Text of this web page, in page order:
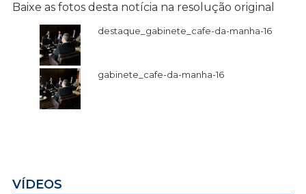
Baixe as fotos desta notícia na resolução original
destaque_gabinete_cafe-da-manha-16
gabinete_cafe-da-manha-16
VÍDEOS